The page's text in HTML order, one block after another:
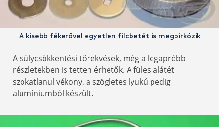
A kisebb fékerővel egyetlen filcbetét is megbirkózik
A súlycsökkentési törekvések, még a legapróbb
részletekben is tetten érhetők. A füles alátét
szokatlanul vékony, a szögletes lyukú pedig
alumíniumból készült.